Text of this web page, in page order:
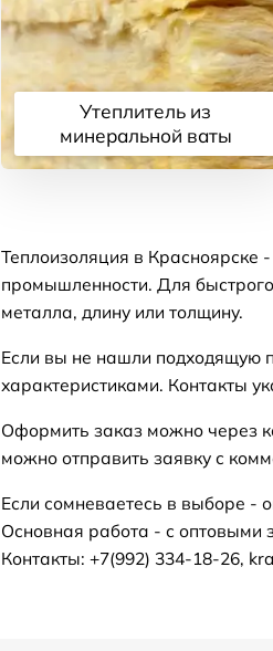
Утеплитель из
минеральной ваты
Подробнее
Теплоизоляция в Красноярске
промышленности. Для
металла, длину или толщину.
Если вы не нашли подходящую
характеристиками. Контакты
Оформить заказ можно через
можно отправить заявку с
Если сомневаетесь в выборе -
Основная работа - с оптовыми
Контакты: +7(992) 334-18-26,